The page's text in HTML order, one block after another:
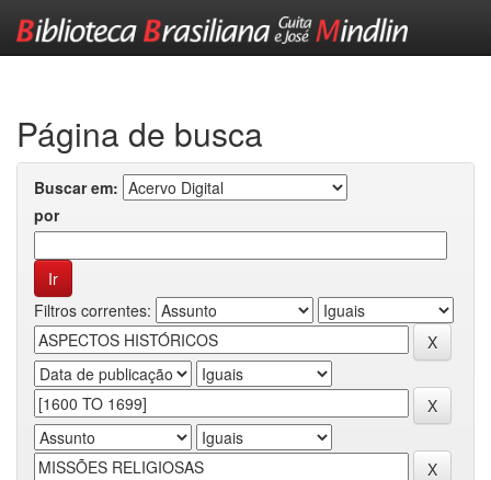
Página de busca
Buscar em:
por
Filtros correntes: